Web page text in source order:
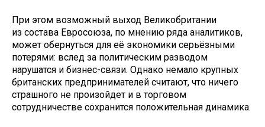
При этом возможный выход Великобритании
из состава Евросоюза, по мнению ряда аналитиков,
может обернуться для её экономики серьёзными
потерями: вслед за политическим разводом
нарушатся и бизнес-связи. Однако немало крупных
британских предпринимателей считают, что ничего
страшного не произойдет и в торговом
сотрудничестве сохранится положительная динамика.